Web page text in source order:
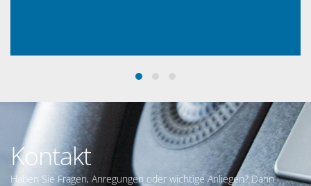
Kontakt
Haben Sie Fragen, Anregungen oder wichtige Anliegen? Dann